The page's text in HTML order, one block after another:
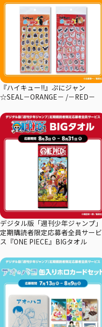
『ハイキュー!!』ぷにジャン
☆SEAL－ORANGE－ /－RED－
デジタル版「週刊少年ジャンプ」
定期購読者限定応募者全員サービ
ス『ONE PIECE』BIGタオル